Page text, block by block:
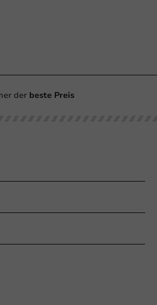
der beste Preis